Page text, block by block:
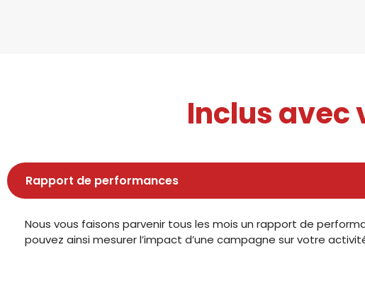
Inclus avec
Rapport de performances
Nous vous faisons parvenir tous les mois un rapport de
pouvez ainsi mesurer l’impact d’une campagne sur votre